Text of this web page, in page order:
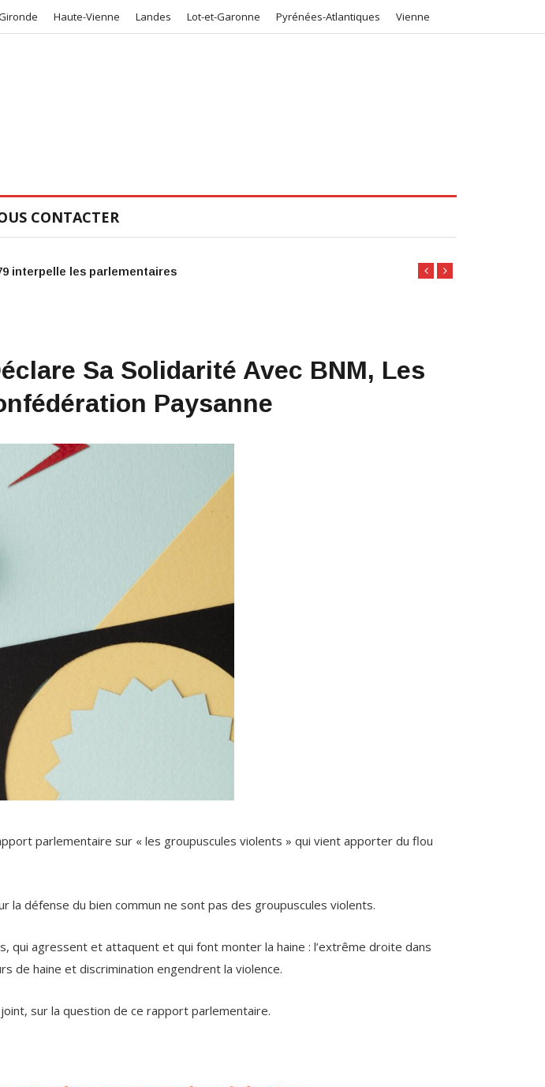
Haute-Vienne Landes Lot-et-Garonne Pyrénées-Atlantiques Vienne
CONTACTER
Sa Solidarité Avec BNM, Les
Paysanne
parlementaire sur « les groupuscules violents » qui vient apporter du flou
défense du bien commun ne sont pas des groupuscules violents.
qui agressent et attaquent et qui font monter la haine : l’extrême droite dans
de haine et discrimination engendrent la violence.
sur la question de ce rapport parlementaire.